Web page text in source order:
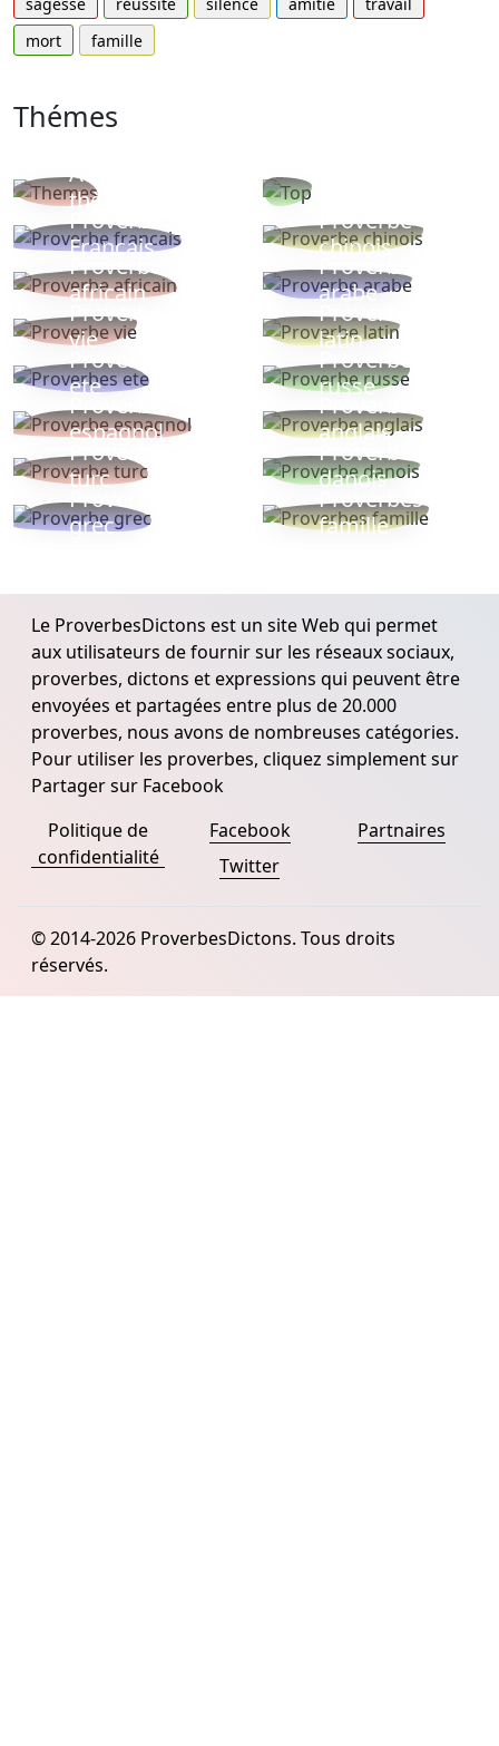
mort
famille
Thémes
Autres
thèmes
Proverbe
Français
Proverbe
chinois
Proverbe
africain
Proverbe
arabe
Proverbe
vie
Proverbe
latin
Proverbes
ete
Proverbe
russe
Proverbe
espagnol
Proverbe
anglais
Proverbe
turc
Proverbe
danois
Proverbe
grec
Proverbes
famille
Le ProverbesDictons est un site Web qui permet
aux utilisateurs de fournir sur les réseaux sociaux,
proverbes, dictons et expressions qui peuvent être
envoyées et partagées entre plus de 20.000
proverbes, nous avons de nombreuses catégories.
Pour utiliser les proverbes, cliquez simplement sur
Partager sur Facebook
Politique de
confidentialité
Facebook
Twitter
Partnaires
© 2014-2026 ProverbesDictons. Tous droits
réservés.